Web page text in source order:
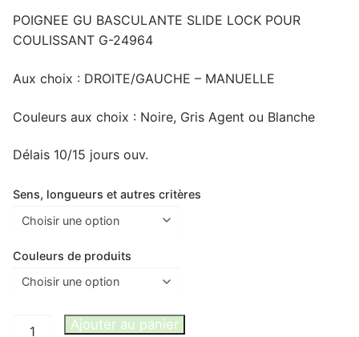
POIGNEE GU BASCULANTE SLIDE LOCK POUR
COULISSANT G-24964
Aux choix : DROITE/GAUCHE – MANUELLE
Couleurs aux choix : Noire, Gris Agent ou Blanche
Délais 10/15 jours ouv.
Sens, longueurs et autres critères
Couleurs de produits
quantité
Ajouter au panier